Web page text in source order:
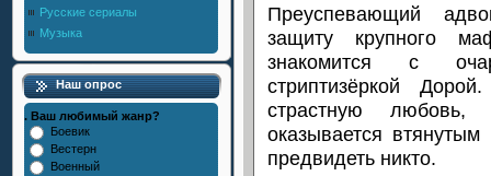
Русские сериалы
Музыка
Наш опрос
. Ваш любимый жанр?
Боевик
Вестерн
Военный
Преуспевающий
защиту крупного
знакомится с
стриптизёркой
страстную
оказывается
предвидеть никто.